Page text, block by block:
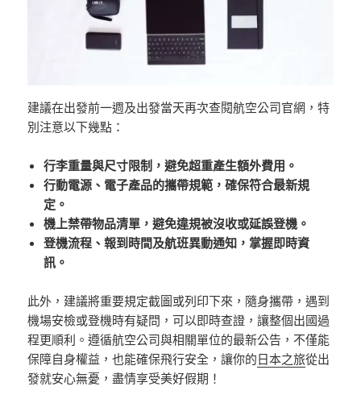
建議在出發前一週及出發當天再次查閱航空公司官網，特
別注意以下幾點：
行李重量與尺寸限制，避免超重產生額外費用。
行動電源、電子產品的攜帶規範，確保符合最新規
定。
機上禁帶物品清單，避免違規被沒收或延誤登機。
登機流程、報到時間及航班異動通知，掌握即時資
訊。
此外，建議將重要規定截圖或列印下來，隨身攜帶，遇到
機場安檢或登機時有疑問，可以即時查證，讓整個出國過
程更順利。遵循航空公司與相關單位的最新公告，不僅能
保障自身權益，也能確保飛行安全，讓你的日本之旅從出
發就安心無憂，盡情享受美好假期！